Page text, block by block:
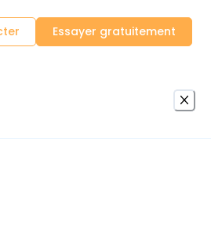
Essayer gratuitement